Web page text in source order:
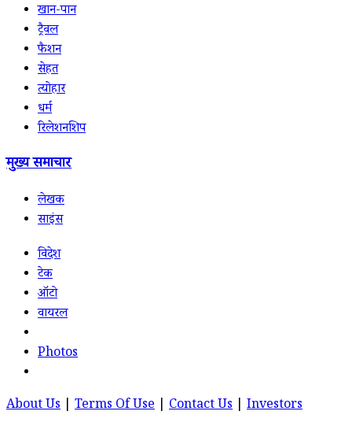
खान-पान
ट्रैवल
फैशन
सेहत
त्योहार
धर्म
रिलेशनशिप
मुख्य समाचार
लेखक
साइंस
विदेश
टेक
ऑटो
वायरल
Photos
About Us Terms Of Use Contact Us
Investors